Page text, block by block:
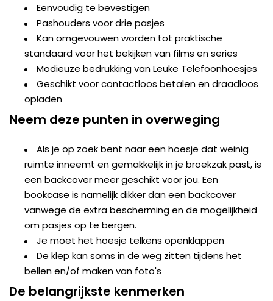
Eenvoudig te bevestigen
Pashouders voor drie pasjes
Kan omgevouwen worden tot praktische
standaard voor het bekijken van films en series
Modieuze bedrukking van Leuke Telefoonhoesjes
Geschikt voor contactloos betalen en draadloos
opladen
Neem deze punten in overweging
Als je op zoek bent naar een hoesje dat weinig
ruimte inneemt en gemakkelijk in je broekzak past, is
een backcover meer geschikt voor jou. Een
bookcase is namelijk dikker dan een backcover
vanwege de extra bescherming en de mogelijkheid
om pasjes op te bergen.
Je moet het hoesje telkens openklappen
De klep kan soms in de weg zitten tijdens het
bellen en/of maken van foto's
De belangrijkste kenmerken